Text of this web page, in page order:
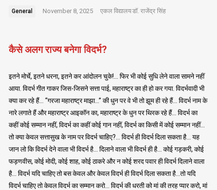
General November 8, 2025 एकल विद्यालयडॉ. राजेंद्र सिंह
कैसे अलग राज्य बनेगा विदर्भ?
इतने मोर्चे, इतने धरना, इतने कर आंदोलन चुके!… फिर भी कोई सुधि लेने वाला सामने नहीं
आया. विदर्भ गीत गाकर जिस-जिसने सत्ता पाई, महाराष्ट्र का ही हो कर गया. विदर्भवादी भी
क्या कर रहे हैं… “गरजा महाराष्ट्र माझा…” की धुन पर वे भी तो झूम ही रहे हैं… विदर्भ नाम के
नारे लगाते हैं और महाराष्ट्र आइकॉन का, महाराष्ट्र के धुन पर थिरक रहे हैं… विदर्भ का
कहीं कोई सम्मान नहीं, विदर्भ का कहीं कोई गान नहीं, विदर्भ का किसी में कोई सम्मान नहीं…
तो क्या केवल सत्तासुख के नाम पर विदर्भ चाहिए?… विदर्भ ही विदर्भ दिला सकता है… यह
जान लो कि विदर्भ देने वाला भी विदर्भ है… दिलाने वाला भी विदर्भ ही है… कोई गड़करी, कोई
फड़णवीस, कोई मोदी, कोई शाह, कोई ठाकरे और न कोई शरद पवार ही विदर्भ दिलाने वाला
है… विदर्भ यदि चाहिए तो बस केवल और केवल विदर्भ ही विदर्भ दिला सकता है…तो यदि
विदर्भ चाहिए तो केवल विदर्भ का सम्मान करो… विदर्भ की धरती को मां की तरह प्यार करो, मां